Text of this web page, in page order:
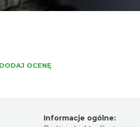
DODAJ OCENĘ
Informacje ogólne: